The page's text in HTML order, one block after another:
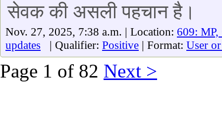
सेवक की असली पहचान है।
Nov. 27, 2025, 7:38 a.m. | Location: 609:
updates | Qualifier: Positive | Format: User
Page 1 of 82 Next >